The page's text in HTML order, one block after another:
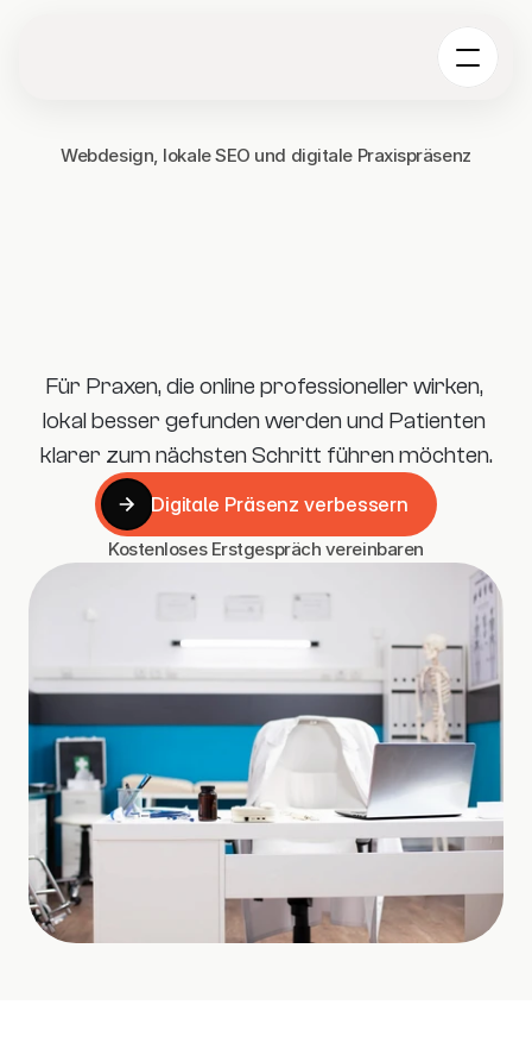
Webdesign, lokale SEO und digitale Praxispräsenz
Für Praxen, die online professioneller wirken,
lokal besser gefunden werden und Patienten
klarer zum nächsten Schritt führen möchten.
Digitale Präsenz verbessern
Kostenloses Erstgespräch vereinbaren